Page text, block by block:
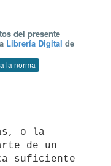
del presente
Librería Digital de
la norma
de un
suficiente